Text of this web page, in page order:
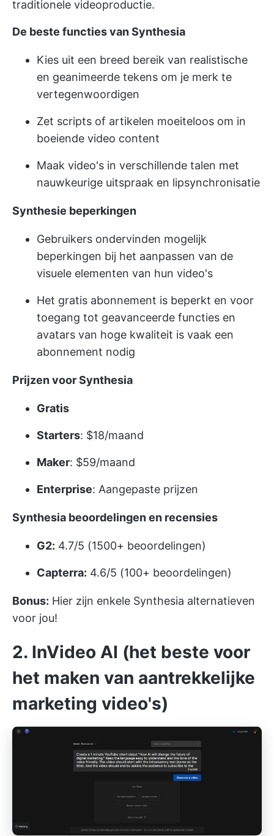
traditionele videoproductie.
De beste functies van Synthesia
Kies uit een breed bereik van realistische
en geanimeerde tekens om je merk te
vertegenwoordigen
Zet scripts of artikelen moeiteloos om in
boeiende video content
Maak video's in verschillende talen met
nauwkeurige uitspraak en lipsynchronisatie
Synthesie beperkingen
Gebruikers ondervinden mogelijk
beperkingen bij het aanpassen van de
visuele elementen van hun video's
Het gratis abonnement is beperkt en voor
toegang tot geavanceerde functies en
avatars van hoge kwaliteit is vaak een
abonnement nodig
Prijzen voor Synthesia
Gratis
Starters: $18/maand
Maker: $59/maand
Enterprise: Aangepaste prijzen
Synthesia beoordelingen en recensies
G2: 4.7/5 (1500+ beoordelingen)
Capterra: 4.6/5 (100+ beoordelingen)
Bonus: Hier zijn enkele Synthesia alternatieven
voor jou!
2. InVideo AI (het beste voor
het maken van aantrekkelijke
marketing video's)